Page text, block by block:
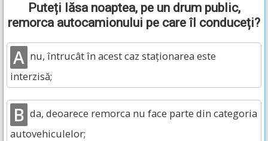
Puteți lăsa noaptea, pe un drum public,
remorca autocamionului pe care îl conduceți?
A nu, întrucât în acest caz staționarea este
interzisă;
B da, deoarece remorca nu face parte din categoria
autovehiculelor;